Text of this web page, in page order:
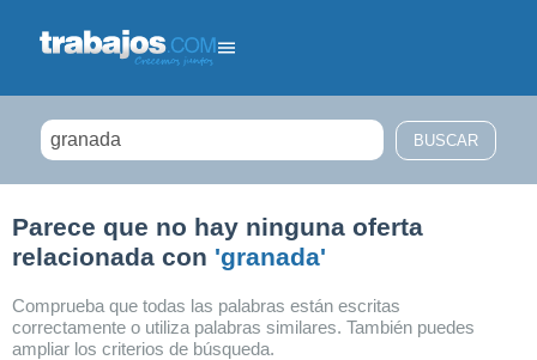
Parece que no hay ninguna oferta
relacionada con 'granada'
Comprueba que todas las palabras están escritas
correctamente o utiliza palabras similares. También puedes
ampliar los criterios de búsqueda.